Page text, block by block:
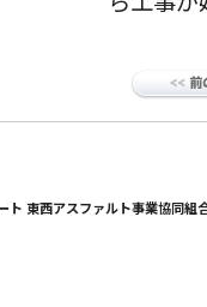
ト 東西アスファルト事業協同組